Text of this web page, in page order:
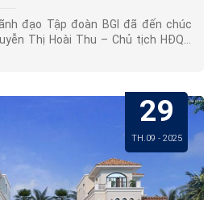
đạo Tập đoàn BGI đã đến chúc
Thị Hoài Thu – Chủ tịch HĐQT
và đang dẫn dắt IUC Group không
xa.Nhân dịp này, Ban Lãnh đạo BGI
Nguyễn Thị Hoài Thu: luôn mạnh
đầy năng lượng để tiếp tục đồng
Group trên hành trình chinh phục
tình cảm ấm áp, thân tình, Chủ
cũng gửi lời cảm ơn chân thành
29
TH.09 - 2025